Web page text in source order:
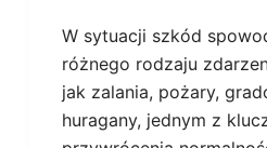
W sytuacji szkód
różnego rodzaju
jak zalania, pożary,
huragany, jednym z